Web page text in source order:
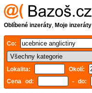
Oblíbené inzeráty, Moje inzeráty
Co:
Lokalita: Okolí:
Cena od:
- do: